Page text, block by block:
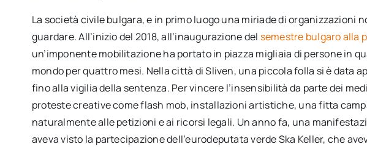
La società civile bulgara, e in primo luogo una miriade di organizzazioni
guardare. All’inizio del 2018, all’inaugurazione del semestre bulgaro alla
un’imponente mobilitazione ha portato in piazza migliaia di persone in
mondo per quattro mesi. Nella città di Sliven, una piccola folla si è data
fino alla vigilia della sentenza. Per vincere l’insensibilità da parte dei
proteste creative come flash mob, installazioni artistiche, una fitta
naturalmente alle petizioni e ai ricorsi legali. Un anno fa, una
aveva visto la partecipazione dell’eurodeputata verde Ska Keller, che